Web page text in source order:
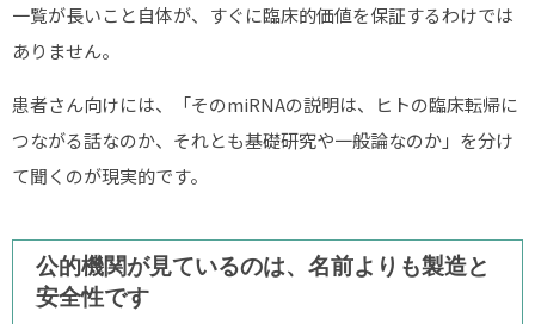
一覧が長いこと自体が、すぐに臨床的価値を保証するわけでは
ありません。
患者さん向けには、「そのmiRNAの説明は、ヒトの臨床転帰に
つながる話なのか、それとも基礎研究や一般論なのか」を分け
て聞くのが現実的です。
公的機関が見ているのは、名前よりも製造と
安全性です